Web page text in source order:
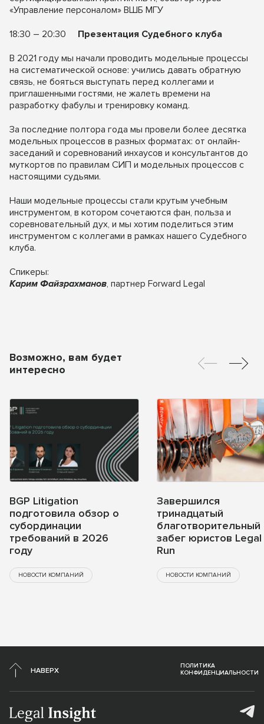
«Управление персоналом» ВШБ МГУ
18:30 – 20:30 Презентация Судебного клуба
В 2021 году мы начали проводить модельные процессы
на систематической основе: учились давать обратную
связь, не бояться выступать перед коллегами и
приглашенными гостями, не жалеть времени на
разработку фабулы и тренировку команд.
За последние полтора года мы провели более десятка
модельных процессов в разных форматах: от онлайн-
заседаний и соревнований инхаусов и консультантов до
муткортов по правилам СИП и модельных процессов с
настоящими судьями.
Наши модельные процессы стали крутым учебным
инструментом, в котором сочетаются фан, польза и
соревновательный дух, и мы хотим поделиться этим
инструментом с коллегами в рамках нашего Судебного
клуба.
Спикеры:
Карим Файзрахманов, партнер Forward Legal
Возможно, вам будет
интересно
BGP Litigation
подготовила обзор о
субординации
требований в 2026
году
НОВОСТИ КОМПАНИЙ
Завершился
тринадцатый
благотворительный
забег юристов Legal
Run
НОВОСТИ КОМПАНИЙ
НАВЕРХ
ПОЛИТИКА
КОНФИДЕНЦИАЛЬНОСТИ